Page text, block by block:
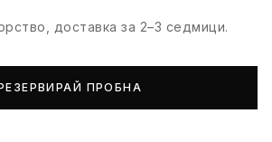
доставка за 2–3 седмици.
ПРОБНА